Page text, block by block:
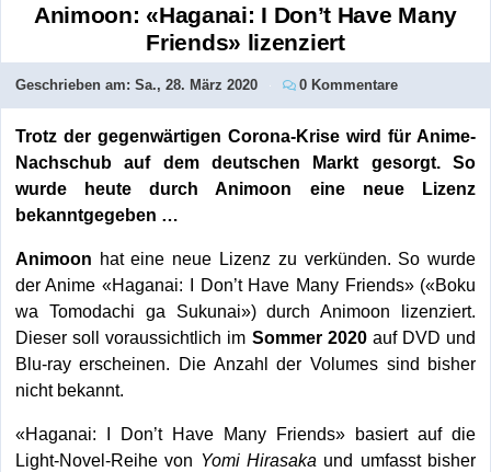
Animoon: «Haganai: I Don’t Have Many
Friends» lizenziert
Geschrieben am: Sa., 28. März 2020 0 Kommentare
Trotz der gegenwärtigen Corona-Krise wird für Anime-
Nachschub auf dem deutschen Markt gesorgt. So
wurde heute durch Animoon eine neue Lizenz
bekanntgegeben …
Animoon hat eine neue Lizenz zu verkünden. So wurde
der Anime «Haganai: I Don’t Have Many Friends» («Boku
wa Tomodachi ga Sukunai») durch Animoon lizenziert.
Dieser soll voraussichtlich im Sommer 2020 auf DVD und
Blu-ray erscheinen. Die Anzahl der Volumes sind bisher
nicht bekannt.
«Haganai: I Don’t Have Many Friends» basiert auf die
Light-Novel-Reihe von Yomi Hirasaka und umfasst bisher